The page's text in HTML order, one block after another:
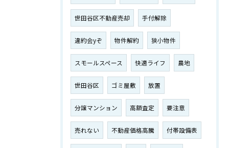
世田谷区不動産売却 手付解除
違約会yぞ 物件解約 狭小物件
スモールスペース 快適ライフ 農地
世田谷区 ゴミ屋敷 放置
分譲マンション 高額査定 要注意
売れない 不動産価格高騰 付帯設備表